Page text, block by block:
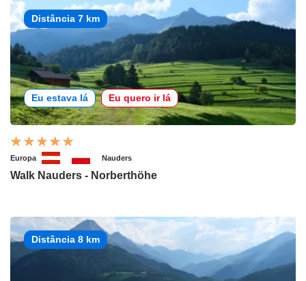
Distância 7 km
Eu estava lá Eu quero ir lá
Europa Nauders
Walk Nauders - Norberthöhe
Distância 8 km